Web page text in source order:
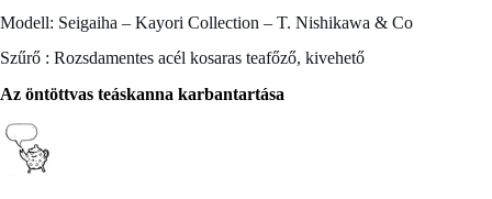
Modell: Seigaiha – Kayori Collection – T. Nishikawa & Co
Szűrő : Rozsdamentes acél kosaras teafőző, kivehető
Az öntöttvas teáskanna karbantartása